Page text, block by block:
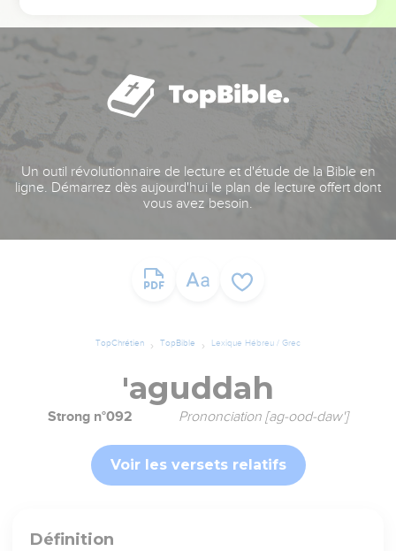
Un outil révolutionnaire de lecture et d'étude de la Bible en
ligne. Démarrez dès aujourd'hui le plan de lecture offert dont
vous avez besoin.
TopChrétien TopBible Lexique Hébreu / Grec
'aguddah
Strong n°092 Prononciation [ag-ood-daw']
Voir les versets relatifs
Définition